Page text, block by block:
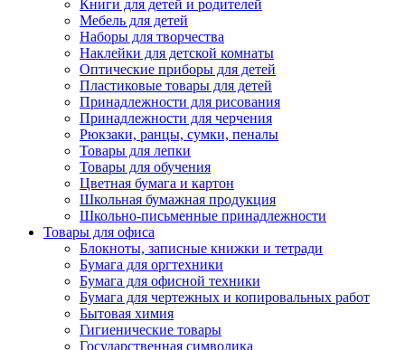
Книги для детей и родителей
Мебель для детей
Наборы для творчества
Наклейки для детской комнаты
Оптические приборы для детей
Пластиковые товары для детей
Принадлежности для рисования
Принадлежности для черчения
Рюкзаки, ранцы, сумки, пеналы
Товары для лепки
Товары для обучения
Цветная бумага и картон
Школьная бумажная продукция
Школьно-письменные принадлежности
Товары для офиса
Блокноты, записные книжки и тетради
Бумага для оргтехники
Бумага для офисной техники
Бумага для чертежных и копировальных работ
Бытовая химия
Гигиенические товары
Государственная символика